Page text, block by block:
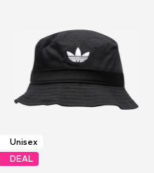
Unisex
DEAL